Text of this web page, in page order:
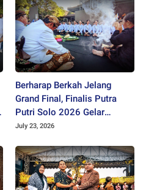
Berharap Berkah Jelang
Grand Final, Finalis Putra
Putri Solo 2026 Gelar
Wilujengan
July 23, 2026